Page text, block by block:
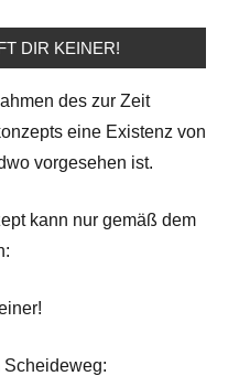
DIR KEINER!
des zur Zeit
eine Existenz von
vorgesehen ist.
kann nur gemäß dem